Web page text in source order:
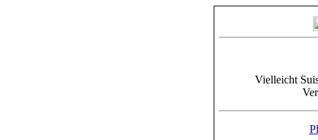
Vielleicht